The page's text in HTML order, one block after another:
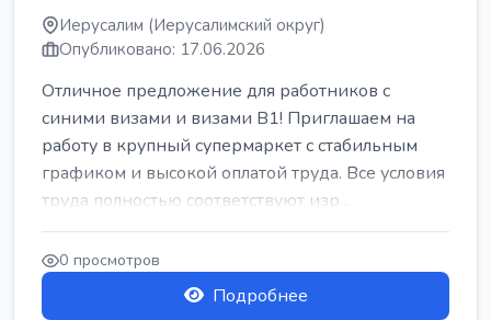
Иерусалим (Иерусалимский округ)
Опубликовано: 17.06.2026
Отличное предложение для работников с
синими визами и визами B1! Приглашаем на
работу в крупный супермаркет с стабильным
графиком и высокой оплатой труда. Все условия
труда полностью соответствуют изр...
0 просмотров
Подробнее